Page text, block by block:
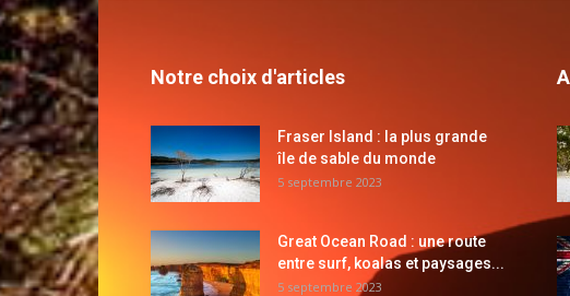
Notre choix d'articles
Fraser Island : la plus grande
île de sable du monde
5 septembre 2023
Great Ocean Road : une route
entre surf, koalas et paysages...
5 septembre 2023